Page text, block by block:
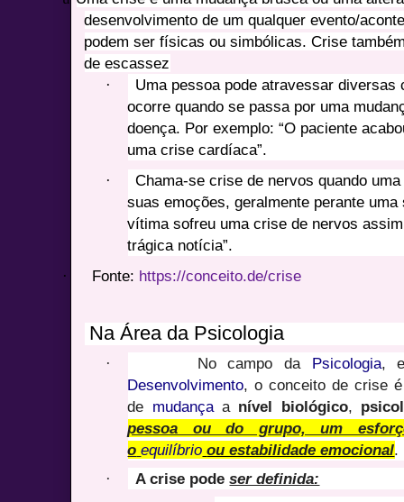
desenvolvimento de um qualquer evento/
podem ser físicas ou simbólicas. Crise
de escassez
·
Uma pessoa pode atravessar
ocorre quando se passa por uma
doença. Por exemplo: “O paciente
uma crise cardíaca”.
·
Chama-se crise de nervos quando
suas emoções, geralmente perante
vítima sofreu uma crise de nervos
trágica notícia”.
·
Fonte: https://conceito.de/crise
Na Área da Psicologia
· No campo da Psicologia,
Desenvolvimento, o conceito de crise
de mudança a nível biológico,
pessoa ou do grupo, um
o equilíbrio ou estabilidade emocional.
·
A crise podeser definida: